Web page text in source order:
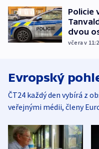
Policie
dvou
včera v
Evropský
ČT24 každý den vybírá z
veřejnými médii, členy